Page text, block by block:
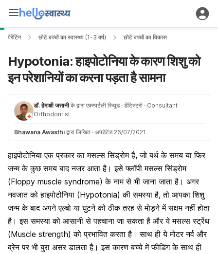
पेरेंटिंग छोटे बच्चों का स्वास्थ्य (1-3 वर्ष) छोटे बच्चों का विकास
Hypotonia: हाइपोटोनिया के कारण शिशु को
इन परेशानियों का करना पड़ता है सामना
डॉ. हेमाक्षी जत्तानीके द्वारा एक्स्पर्टली रिव्यूड · डेंटिस्ट्री · Consultant
Orthodontist
Bhawana Awasthi द्वारा लिखित · अपडेटेड 26/07/2021
हाइपोटोनिया एक प्रकार का मसल्स सिंड्रोम है, जो बर्थ के समय या फिर
जन्म के कुछ समय बाद नजर आता है। इसे फ्लॉपी मसल्स सिंड्रोम
(Floppy muscle syndrome) के नाम से भी जाना जाता है। अगर
नवजात को हाइपोटोनिया (Hypotonia) की समस्या है, तो आपका शिशु
जन्म के बाद अपने एल्बो या घुटने को ठीक तरह से मोड़ने में सक्षम नहीं होता
है। इस समस्या को आसानी से पहचाना जा सकता है और ये मसल्स स्ट्रेंथ
(Muscle strength) को प्रभावित करता है। साथ ही ये मोटर नर्व और
ब्रेन पर भी बुरा असर डालता है। इस कारण बच्चे में फीडिंग के साथ ही